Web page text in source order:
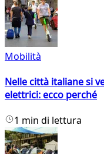
Mobilità
Nelle città italiane si
elettrici: ecco perché
1 min di lettura